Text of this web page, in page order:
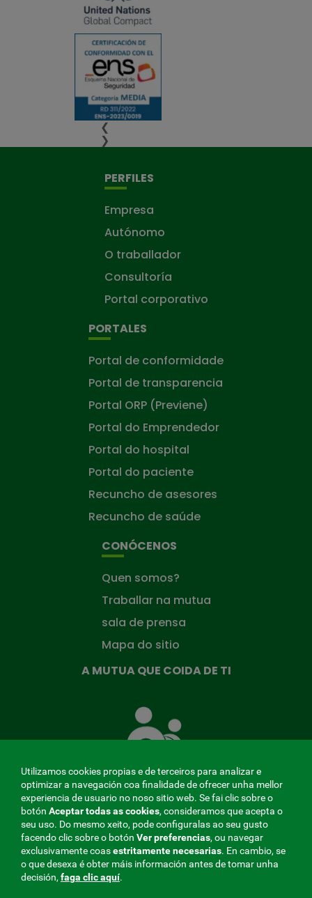
❮
❯
PERFILES
Empresa
Autónomo
O traballador
Consultoría
Portal corporativo
PORTALES
Portal de conformidade
Portal de transparencia
Portal ORP (Previene)
Portal do Emprendedor
Portal do hospital
Portal do paciente
Recuncho de asesores
Recuncho de saúde
CONÓCENOS
Quen somos?
Traballar na mutua
sala de prensa
Mapa do sitio
A MUTUA QUE COIDA DE TI
Mutua
que
MENÚ
REDES
SOCIALES
Utilizamos cookies propias e de terceiros para analizar e
optimizar a navegación coa finalidade de ofrecer unha mellor
experiencia de usuario no noso sitio web. Se fai clic sobre o
botón Aceptar todas as cookies, consideramos que acepta o
seu uso. Do mesmo xeito, pode configuralas ao seu gusto
facendo clic sobre o botón Ver preferencias, ou navegar
exclusivamente coasestritamentenecesarias. En cambio, se
o que desexa é obter máis información antes de tomar unha
decisión, faga clic aquí.